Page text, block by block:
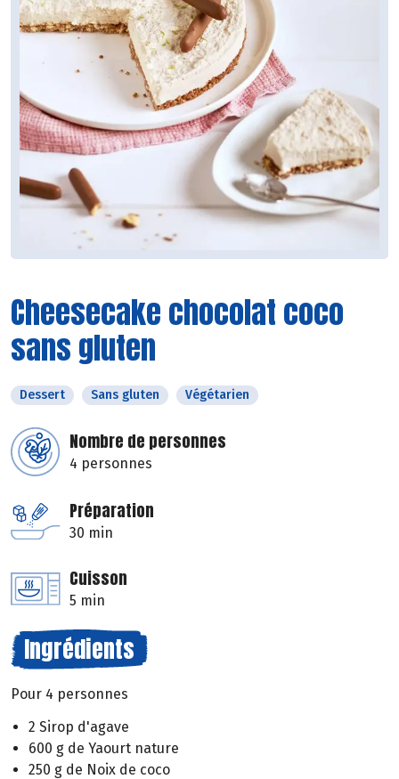
Cheesecake chocolat coco
sans gluten
Dessert Sans gluten Végétarien
Nombre de personnes
4 personnes
Préparation
30 min
Cuisson
5 min
Ingrédients
Pour 4 personnes
2 Sirop d'agave
600 g de Yaourt nature
250 g de Noix de coco